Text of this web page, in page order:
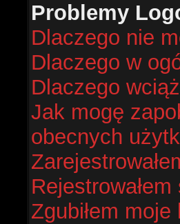
Problemy
Dlaczego nie
Dlaczego w
Dlaczego
Jak mogę
obecnych
Zgubiłem moje